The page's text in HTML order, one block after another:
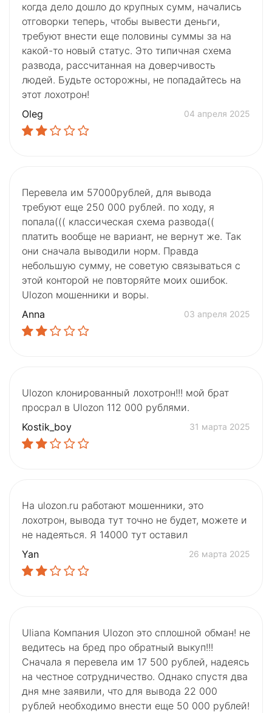
когда дело дошло до крупных сумм, начались
отговорки теперь, чтобы вывести деньги,
требуют внести еще половины суммы за на
какой-то новый статус. Это типичная схема
развода, рассчитанная на доверчивость
людей. Будьте осторожны, не попадайтесь на
этот лохотрон!
Oleg
04 апреля 2025
Перевела им 57000рублей, для вывода
требуют еще 250 000 рублей. по ходу, я
попала((( классическая схема развода((
платить вообще не вариант, не вернут же. Так
они сначала выводили норм. Правда
небольшую сумму, не советую связываться с
этой конторой не повторяйте моих ошибок.
Ulozon мошенники и воры.
Anna
03 апреля 2025
Ulozon клонированный лохотрон!!! мой брат
просрал в Ulozon 112 000 рублями.
Kostik_boy
31 марта 2025
На ulozon.ru работают мошенники, это
лохотрон, вывода тут точно не будет, можете и
не надеяться. Я 14000 тут оставил
Yan
26 марта 2025
Uliana Компания Ulozon это сплошной обман! не
ведитесь на бред про обратный выкуп!!!
Сначала я перевела им 17 500 рублей, надеясь
на честное сотрудничество. Однако спустя два
дня мне заявили, что для вывода 22 000
рублей необходимо внести еще 50 000 рублей!